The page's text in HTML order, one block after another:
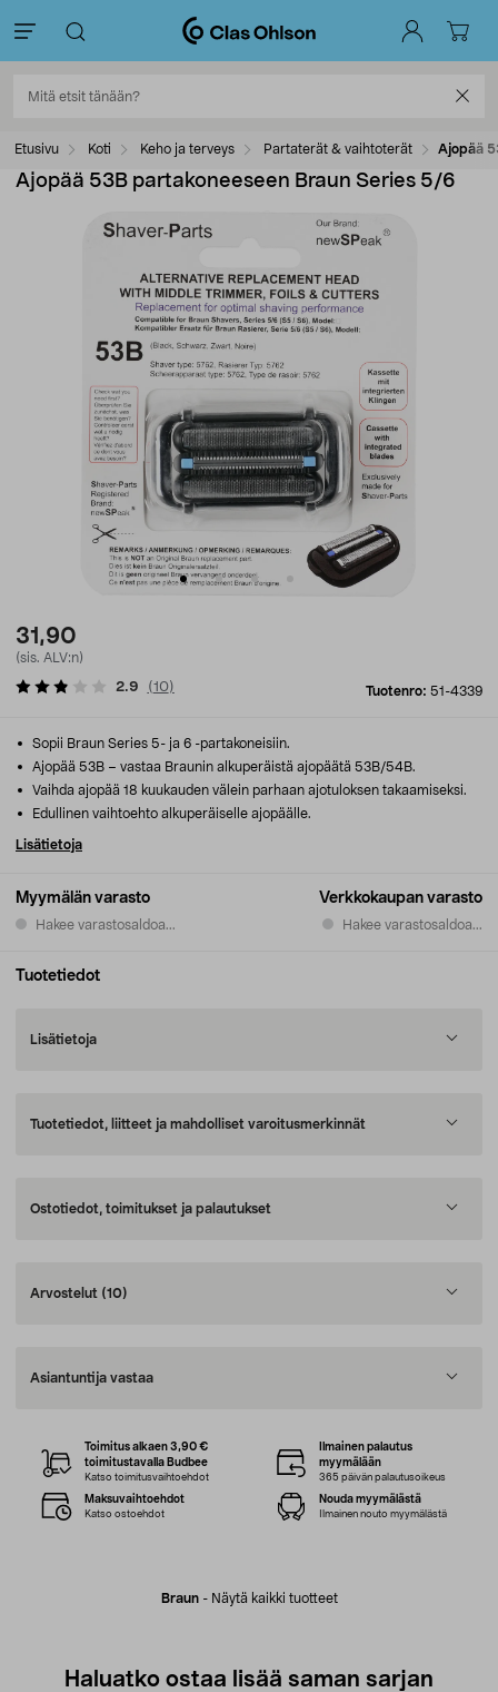
Etusivu Koti Keho ja terveys Partaterät & vaihtoterät Ajopää
Ajopää 53B partakoneeseen Braun Series 5/6
31,90
(sis. ALV:n)
Tuotenro: 51-4339
2.9 (10)
Myymälän varasto
Hakee varastosaldoa...
Verkkokaupan varasto
Hakee varastosaldoa...
Sopii Braun Series 5- ja 6 -partakoneisiin.
Ajopää 53B – vastaa Braunin alkuperäistä ajopäätä 53B/54B.
Vaihda ajopää 18 kuukauden välein parhaan ajotuloksen takaamiseksi.
Edullinen vaihtoehto alkuperäiselle ajopäälle.
Lisätietoja
Tuotetiedot
Lisätietoja
Tuotetiedot, liitteet ja mahdolliset varoitusmerkinnät
Ostotiedot, toimitukset ja palautukset
Arvostelut (10)
Asiantuntija vastaa
Braun- Näytä kaikki tuotteet
Toimitus alkaen 3,90 €
toimitustavalla Budbee
Katso toimitusvaihtoehdot
Ilmainen palautus
myymälään
365 päivän palautusoikeus
Maksuvaihtoehdot
Katso ostoehdot
Nouda myymälästä
Ilmainen nouto myymälästä
Haluatko ostaa lisää saman sarjan